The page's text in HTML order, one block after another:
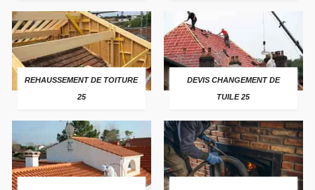
REHAUSSEMENT DE TOITURE
25
DEVIS CHANGEMENT DE
TUILE 25